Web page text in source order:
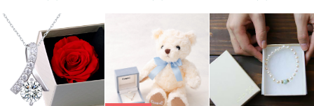
ラッピング
ギフトラッピングを施してお届けします。